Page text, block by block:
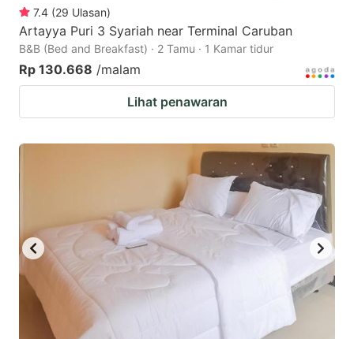
7.4 (29 Ulasan)
Artayya Puri 3 Syariah near Terminal Caruban
B&B (Bed and Breakfast) · 2 Tamu · 1 Kamar tidur
Rp 130.668 /malam
Lihat penawaran